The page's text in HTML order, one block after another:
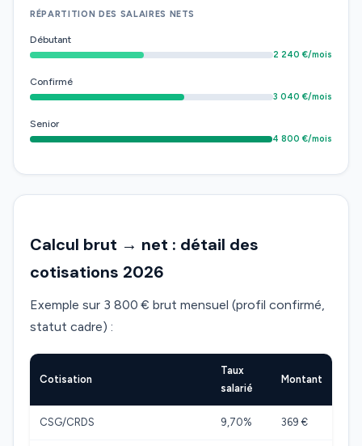
RÉPARTITION DES SALAIRES NETS
Débutant
2 240 €/mois
Confirmé
3 040 €/mois
Senior
4 800 €/mois
Calcul brut → net : détail des
cotisations 2026
Exemple sur 3 800 € brut mensuel (profil confirmé,
statut cadre) :
Cotisation
Taux
salarié
Montant
CSG/CRDS 9,70% 369 €